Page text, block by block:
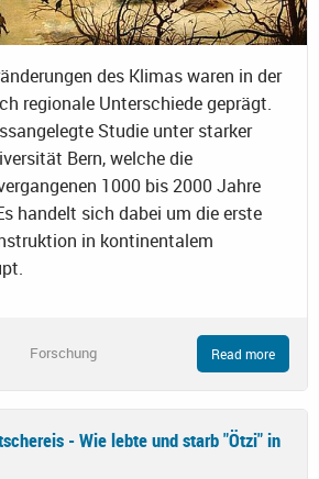
des Klimas waren in der
regionale Unterschiede geprägt.
Studie unter starker
Bern, welche die
1000 bis 2000 Jahre
handelt sich dabei um die erste
in kontinentalem
Forschung Read more
- Wie lebte und starb "Ötzi" in